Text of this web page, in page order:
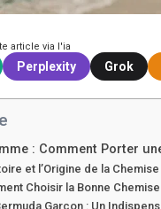
article via l'ia
Perplexity Grok
: Comment Porter
et l’Origine de la
Choisir la Bonne
Garçon : Un